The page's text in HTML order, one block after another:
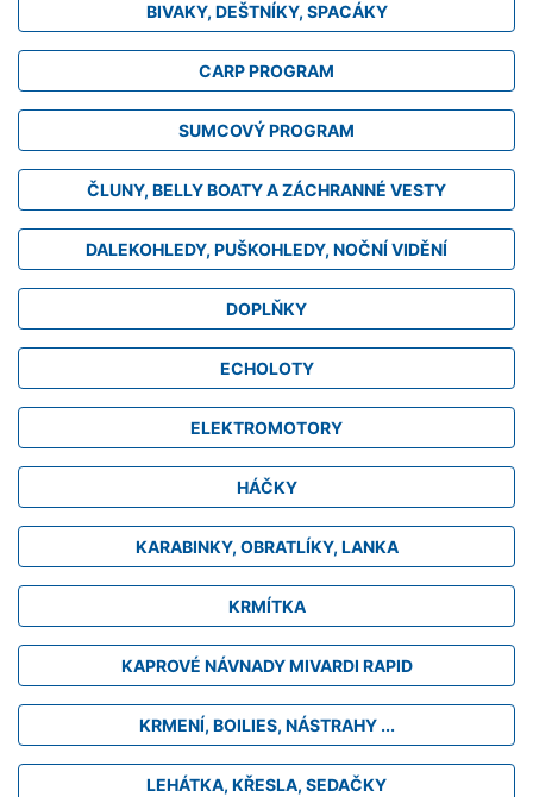
BIVAKY, DEŠTNÍKY, SPACÁKY
CARP PROGRAM
SUMCOVÝ PROGRAM
ČLUNY, BELLY BOATY A ZÁCHRANNÉ VESTY
DALEKOHLEDY, PUŠKOHLEDY, NOČNÍ VIDĚNÍ
DOPLŇKY
ECHOLOTY
ELEKTROMOTORY
HÁČKY
KARABINKY, OBRATLÍKY, LANKA
KRMÍTKA
KAPROVÉ NÁVNADY MIVARDI RAPID
KRMENÍ, BOILIES, NÁSTRAHY ...
LEHÁTKA, KŘESLA, SEDAČKY